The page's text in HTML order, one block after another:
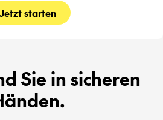
Jetzt starten
Sie in sicheren